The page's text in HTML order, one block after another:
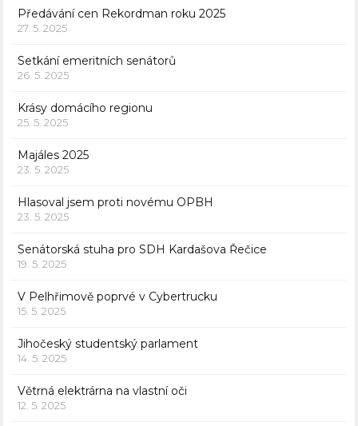
Předávání cen Rekordman roku 2025
27. 5. 2025
Setkání emeritních senátorů
26. 5. 2025
Krásy domácího regionu
25. 5. 2025
Majáles 2025
23. 5. 2025
Hlasoval jsem proti novému OPBH
23. 5. 2025
Senátorská stuha pro SDH Kardašova Řečice
19. 5. 2025
V Pelhřimově poprvé v Cybertrucku
15. 5. 2025
Jihočeský studentský parlament
14. 5. 2025
Větrná elektrárna na vlastní oči
12. 5. 2025